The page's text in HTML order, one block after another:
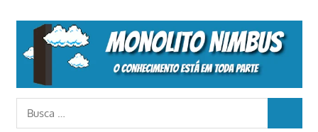
content
o
conhecimento
Busca
para: